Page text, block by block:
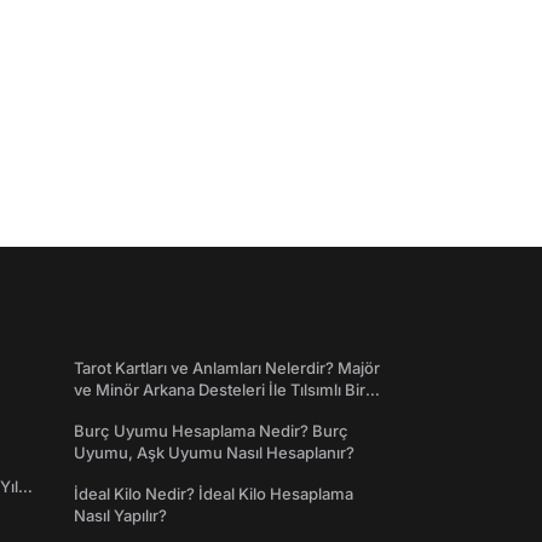
Tarot Kartları ve Anlamları Nelerdir? Majör
ve Minör Arkana Desteleri İle Tılsımlı Bir
Burç Uyumu Hesaplama Nedir? Burç
Uyumu, Aşk Uyumu Nasıl Hesaplanır?
İdeal Kilo Nedir? İdeal Kilo Hesaplama
Nasıl Yapılır?